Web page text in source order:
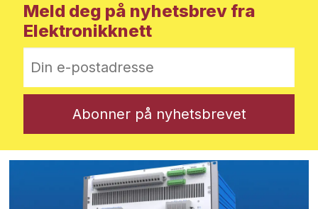
Meld deg på nyhetsbrev fra
Elektronikknett